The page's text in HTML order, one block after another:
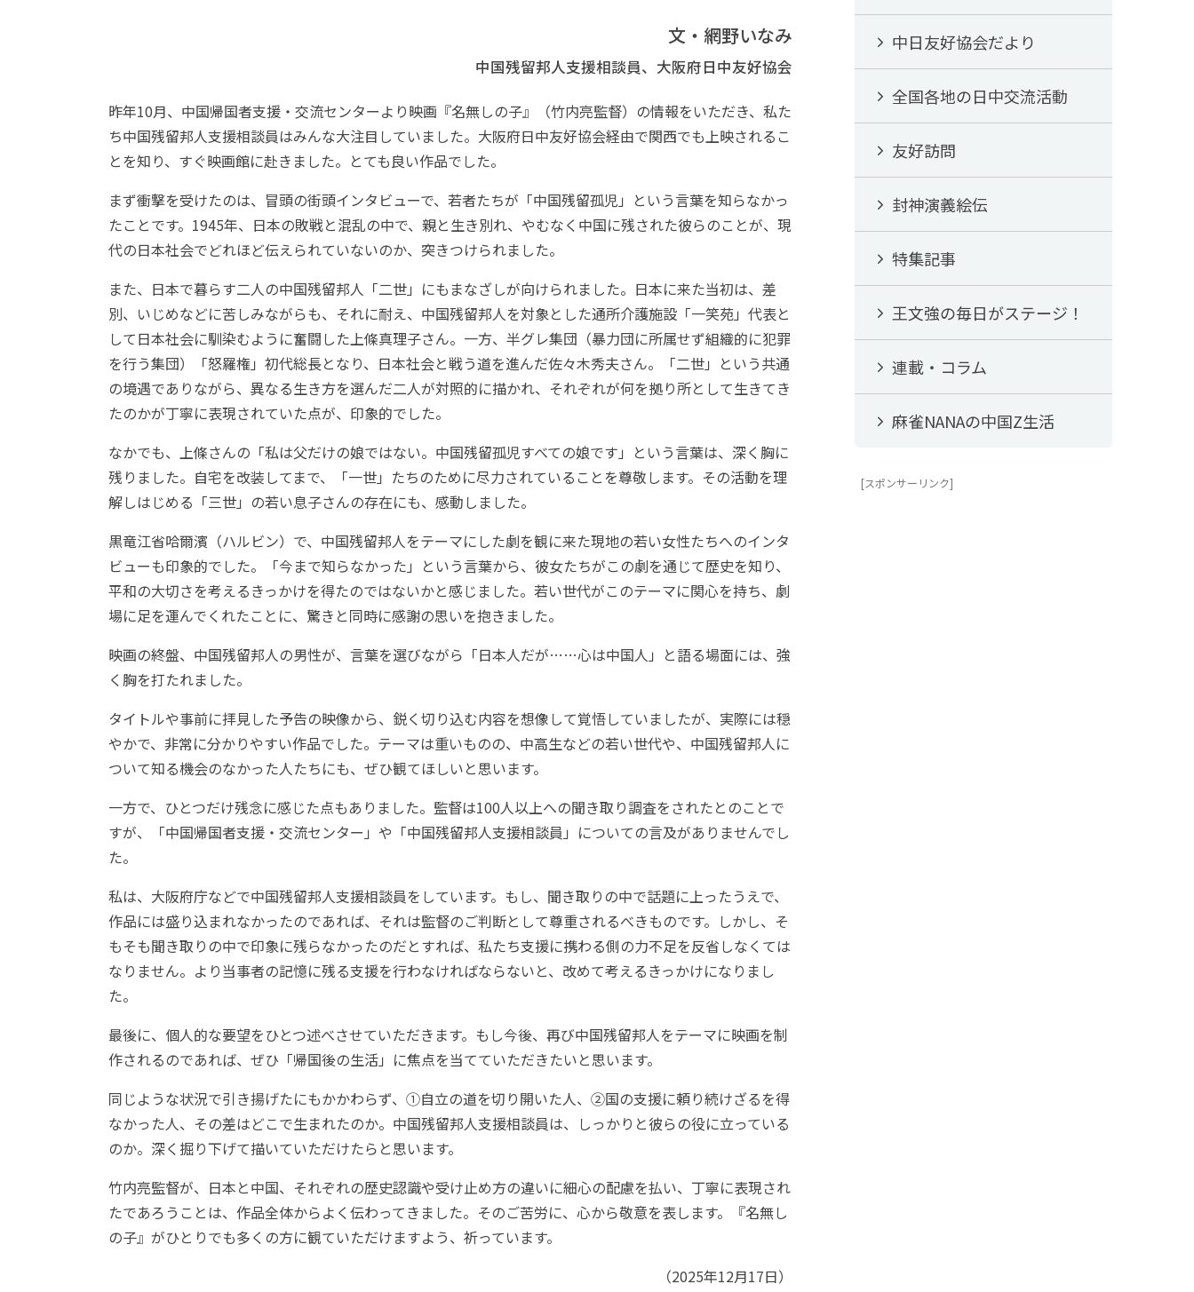
文・網野いなみ
中国残留邦人支援相談員、大阪府日中友好協会
昨年10月、中国帰国者支援・交流センターより映画『名無しの子』（竹内亮監督）の情報をいただき、私た
ち中国残留邦人支援相談員はみんな大注目していました。大阪府日中友好協会経由で関西でも上映されるこ
とを知り、すぐ映画館に赴きました。とても良い作品でした。
まず衝撃を受けたのは、冒頭の街頭インタビューで、若者たちが「中国残留孤児」という言葉を知らなかっ
たことです。1945年、日本の敗戦と混乱の中で、親と生き別れ、やむなく中国に残された彼らのことが、現
代の日本社会でどれほど伝えられていないのか、突きつけられました。
また、日本で暮らす二人の中国残留邦人「二世」にもまなざしが向けられました。日本に来た当初は、差
別、いじめなどに苦しみながらも、それに耐え、中国残留邦人を対象とした通所介護施設「一笑苑」代表と
して日本社会に馴染むように奮闘した上條真理子さん。一方、半グレ集団（暴力団に所属せず組織的に犯罪
を行う集団）「怒羅権」初代総長となり、日本社会と戦う道を進んだ佐々木秀夫さん。「二世」という共通
の境遇でありながら、異なる生き方を選んだ二人が対照的に描かれ、それぞれが何を拠り所として生きてき
たのかが丁寧に表現されていた点が、印象的でした。
なかでも、上條さんの「私は父だけの娘ではない。中国残留孤児すべての娘です」という言葉は、深く胸に
残りました。自宅を改装してまで、「一世」たちのために尽力されていることを尊敬します。その活動を理
解しはじめる「三世」の若い息子さんの存在にも、感動しました。
黒竜江省哈爾濱（ハルビン）で、中国残留邦人をテーマにした劇を観に来た現地の若い女性たちへのインタ
ビューも印象的でした。「今まで知らなかった」という言葉から、彼女たちがこの劇を通じて歴史を知り、
平和の大切さを考えるきっかけを得たのではないかと感じました。若い世代がこのテーマに関心を持ち、劇
場に足を運んでくれたことに、驚きと同時に感謝の思いを抱きました。
映画の終盤、中国残留邦人の男性が、言葉を選びながら「日本人だが……心は中国人」と語る場面には、強
く胸を打たれました。
タイトルや事前に拝見した予告の映像から、鋭く切り込む内容を想像して覚悟していましたが、実際には穏
やかで、非常に分かりやすい作品でした。テーマは重いものの、中高生などの若い世代や、中国残留邦人に
ついて知る機会のなかった人たちにも、ぜひ観てほしいと思います。
一方で、ひとつだけ残念に感じた点もありました。監督は100人以上への聞き取り調査をされたとのことで
すが、「中国帰国者支援・交流センター」や「中国残留邦人支援相談員」についての言及がありませんでし
た。
私は、大阪府庁などで中国残留邦人支援相談員をしています。もし、聞き取りの中で話題に上ったうえで、
作品には盛り込まれなかったのであれば、それは監督のご判断として尊重されるべきものです。しかし、そ
もそも聞き取りの中で印象に残らなかったのだとすれば、私たち支援に携わる側の力不足を反省しなくては
なりません。より当事者の記憶に残る支援を行わなければならないと、改めて考えるきっかけになりまし
た。
最後に、個人的な要望をひとつ述べさせていただきます。もし今後、再び中国残留邦人をテーマに映画を制
作されるのであれば、ぜひ「帰国後の生活」に焦点を当てていただきたいと思います。
同じような状況で引き揚げたにもかかわらず、①自立の道を切り開いた人、②国の支援に頼り続けざるを得
なかった人、その差はどこで生まれたのか。中国残留邦人支援相談員は、しっかりと彼らの役に立っている
のか。深く掘り下げて描いていただけたらと思います。
竹内亮監督が、日本と中国、それぞれの歴史認識や受け止め方の違いに細心の配慮を払い、丁寧に表現され
たであろうことは、作品全体からよく伝わってきました。そのご苦労に、心から敬意を表します。『名無し
の子』がひとりでも多くの方に観ていただけますよう、祈っています。
（2025年12月17日）
中日友好協会だより
全国各地の日中交流活動
友好訪問
封神演義絵伝
特集記事
王文強の毎日がステージ！
連載・コラム
麻雀NANAの中国Z生活
[スポンサーリンク]